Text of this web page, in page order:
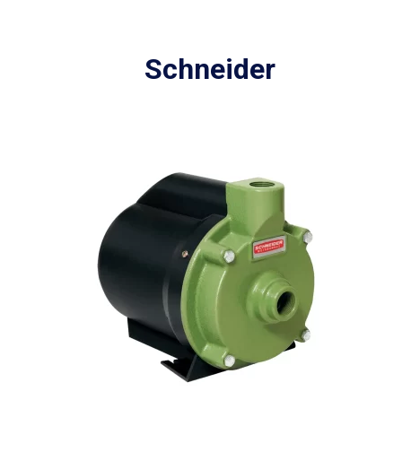
Schneider